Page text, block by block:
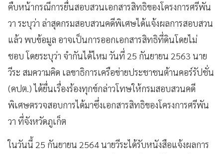
คืบหน้ากรณีการยื่นสอบสวนเอกสารสิทธิของโครงการศรีพัน
วา ระบุว่า ล่าสุดกรมสอบสวนคดีพิเศษได้แจ้งผลการสอบสวน
แล้ว พบข้อมูล อาจเป็นการออกเอกสารสิทธิที่ดินโดยไม่
ชอบ โดยระบุว่า จำกันได้ไหม วันที่ 25 กันยายน 2563 นาย
วีระ สมความคิด เลขาธิการเครือข่ายประชาชนต้านคอร์รัปชั่น
(คปต.) ได้ยื่นเรื่องร้องทุกข์กล่าวโทษให้กรมสอบสวนคดี
พิเศษตรวจสอบการได้มาซึ่งเอกสารสิทธิของโครงการศรีพัน
วา ที่จังหวัดภูเก็ต
ในวันนี้ 25 กันยายน 2564 นายวีระได้รับหนังสือแจ้งผลการ